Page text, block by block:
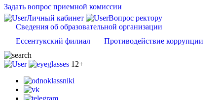
Задать вопрос приемной комиссии
Личный кабинет
Вопрос ректору
Сведения об образовательной организации
Ессентукский филиал
Противодействие коррупции
12+